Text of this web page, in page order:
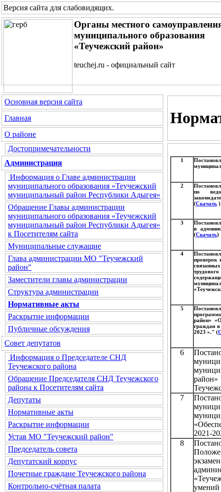
Версия сайта для слабовидящих.
Органы местного
муниципального образования
«Теучежский район»
teuchej.ru - официальный сайт
Основная версия сайта
Главная
О районе
Достопримечательности
Администрация
Информация о Главе администрации
муниципального образования «Теучежский
муниципальный район Республики Адыгея»
Обращение Главы администрации
муниципального образования «Теучежский
муниципальный район Республики Адыгея»
к Посетителям сайта
Муниципальные служащие
Глава администрации МО "Теучежский
район"
Заместители главы администрации
Структура администрации
Нормативные акты
Раскрытие информации
Публичные обсуждения
Совет депутатов
Информация о Председателе СНД
Теучежского района
Обращение Председателя СНД Теучежского
района к Посетителям сайта
Депутаты
Нормативные акты
Раскрытие информации
Устав МО "Теучежский район"
Председатель совета
Депутатский корпус
Почетные граждане Теучежского района
Контрольно-счётная палата
1
2
по
(Скачать )
3
в
(Скачать)
4
проверок
5
район»
граждан в
2023 »." (
6
7
2021-
8
умений